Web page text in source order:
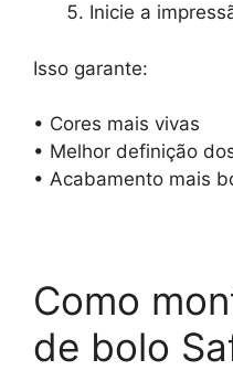
Inicie a
Isso garante:
• Cores mais vivas
• Melhor definição
• Acabamento mais
Como
de bolo